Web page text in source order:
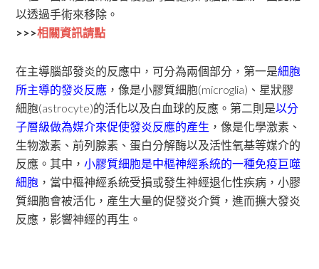
以透過手術來移除。
>>>相關資訊請點
在主導腦部發炎的反應中，可分為兩個部分，第一是細胞
所主導的發炎反應 ，像是小膠質細胞(microglia)、星狀膠
細胞(astrocyte)的活化以及白血球的反應。第二則是以分
子層級做為媒介來促使發炎反應的產生 ，像是化學激素、
生物激素、前列腺素、蛋白分解酶以及活性氧基等媒介的
反應。其中，小膠質細胞是中樞神經系統的一種免疫巨噬
細胞 ，當中樞神經系統受損或發生神經退化性疾病，小膠
質細胞會被活化，產生大量的促發炎介質，進而擴大發炎
反應，影響神經的再生。